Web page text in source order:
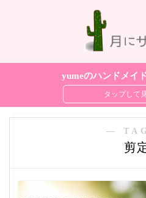
yumeのハンドメイ
―
剪